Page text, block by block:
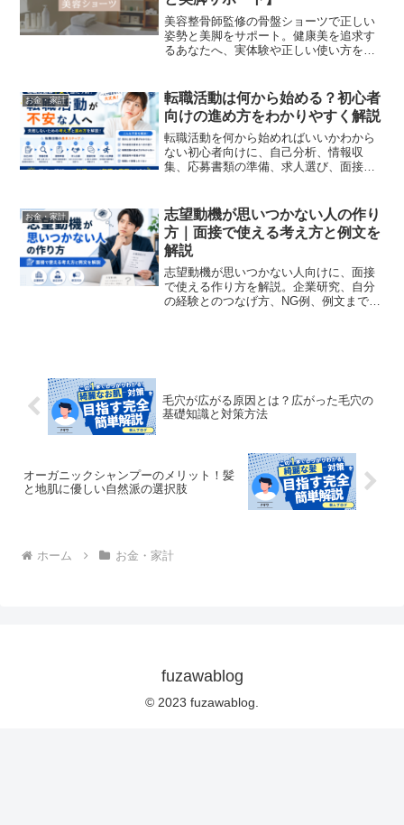
美容整骨師監修の骨盤ショーツで正しい
姿勢と美脚をサポート。健康美を追求す
るあなたへ、実体験や正しい使い方を徹
お金・家計
転職活動は何から始める？初心者
向けの進め方をわかりやすく解説
転職活動を何から始めればいいかわから
ない初心者向けに、自己分析、情報収
集、応募書類の準備、求人選び、面接対
お金・家計
志望動機が思いつかない人の作り
方｜面接で使える考え方と例文を
解説
志望動機が思いつかない人向けに、面接
で使える作り方を解説。企業研究、自分
の経験とのつなげ方、NG例、例文まで紹
毛穴が広がる原因とは？広がった毛穴の
基礎知識と対策方法
オーガニックシャンプーのメリット！髪
と地肌に優しい自然派の選択肢
ホーム お金・家計
fuzawablog
© 2023 fuzawablog.